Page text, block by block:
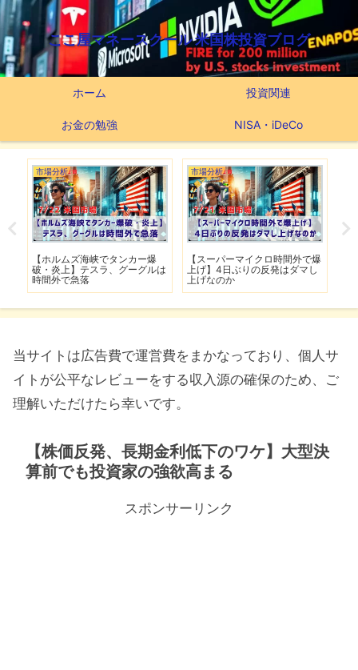
ここ屋マネースクール 米国株投資ブログ
ホーム 投資関連
お金の勉強 NISA・iDeCo
市場分析
【ホルムズ海峡でタンカー爆
破・炎上】テスラ、グーグルは
時間外で急落
市場分析
【スーパーマイクロ時間外で爆
上げ】4日ぶりの反発はダマし
上げなのか
当サイトは広告費で運営費をまかなっており、個人サ
イトが公平なレビューをする収入源の確保のため、ご
理解いただけたら幸いです。
【株価反発、長期金利低下のワケ】大型決
算前でも投資家の強欲高まる
スポンサーリンク